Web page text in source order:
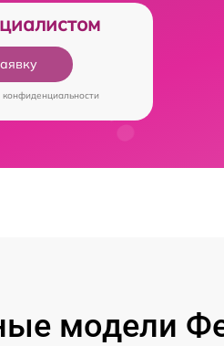
конфиденциальности
модели